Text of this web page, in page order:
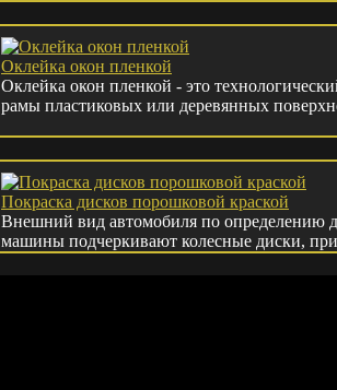
Оклейка окон пленкой
Оклейка окон пленкой - это
рамы пластиковых или деревянных
Покраска дисков порошковой краской
Внешний вид автомобиля по определению
машины подчеркивают колесные диски,